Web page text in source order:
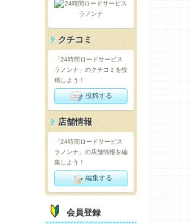
クチコミ
「24時間ロードサービス
ラノンナ」のクチコミを投
稿しよう！
投稿する
店舗情報
「24時間ロードサービス
ラノンナ」の店舗情報を編
集しよう！
編集する
会員登録